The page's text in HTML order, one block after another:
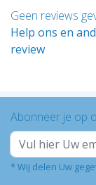
Geen reviews
Help ons en
review
Abonneer je op
* Wij delen Uw